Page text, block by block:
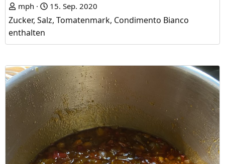
mph 15. Sep. 2020
Zucker, Salz, Tomatenmark, Condimento Bianco
enthalten